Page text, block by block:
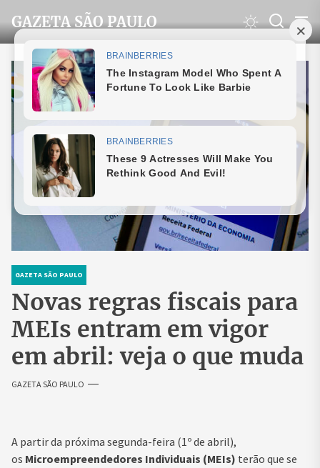
to
the
content
GAZETA SÃO PAULO
GAZETA SÃO PAULO
Novas regras fiscais para
MEIs entram em vigor
em abril: veja o que muda
GAZETA SÃO PAULO
A partir da próxima segunda-feira (1º de abril),
os Microempreendedores Individuais (MEIs) terão que se